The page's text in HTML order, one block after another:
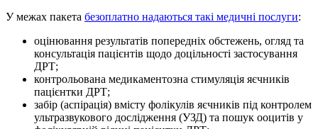
У межах пакета безоплатно надаються такі медичні послуги:
оцінювання результатів попередніх обстежень, огляд та
консультація пацієнтів щодо доцільності застосування
ДРТ;
контрольована медикаментозна стимуляція яєчників
пацієнтки ДРТ;
забір (аспірація) вмісту фолікулів яєчників під контролем
ультразвукового дослідження (УЗД) та пошук ооцитів у